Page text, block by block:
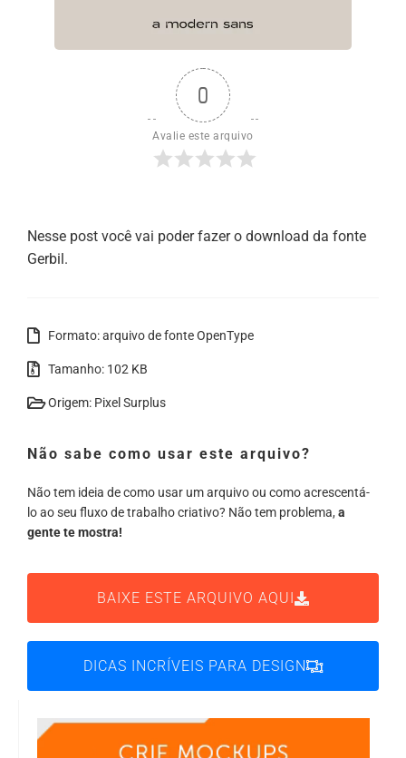
0
Avalie este arquivo
Nesse post você vai poder fazer o download da fonte
Gerbil.
Formato: arquivo de fonte OpenType
Tamanho: 102 KB
Origem: Pixel Surplus
Não sabe como usar este arquivo?
Não tem ideia de como usar um arquivo ou como acrescentá-
lo ao seu fluxo de trabalho criativo? Não tem problema, a
gente te mostra!
BAIXE ESTE ARQUIVO AQUI
DICAS INCRÍVEIS PARA DESIGN